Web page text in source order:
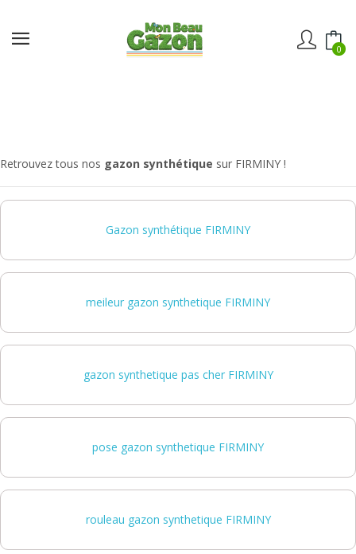
0
Retrouvez tous nos gazon synthétique sur FIRMINY !
Gazon synthétique FIRMINY
meileur gazon synthetique FIRMINY
gazon synthetique pas cher FIRMINY
pose gazon synthetique FIRMINY
rouleau gazon synthetique FIRMINY